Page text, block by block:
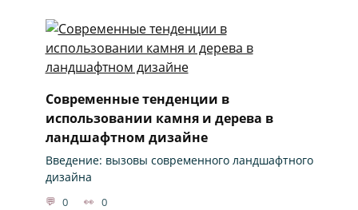
Современные тенденции в
использовании камня и дерева в
ландшафтном дизайне
Введение: вызовы современного ландшафтного
дизайна
0 0